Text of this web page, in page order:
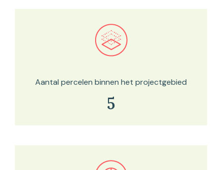
Bekijk in onze kaartviewer
Aantal percelen binnen het projectgebied
5